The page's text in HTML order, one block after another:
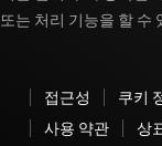
또는 처리 기능을 할 수
접근성 쿠키
사용 약관
상